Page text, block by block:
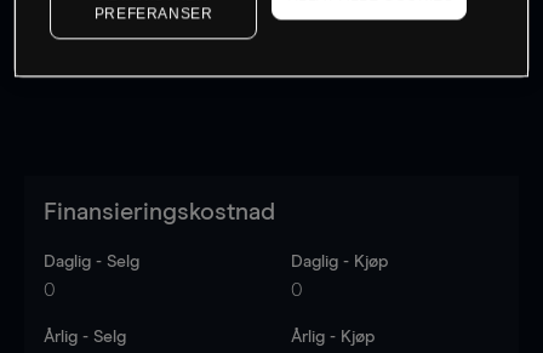
Finansieringskostnad
Daglig - Selg
0
Daglig - Kjøp
0
Årlig - Selg Årlig - Kjøp
PREFERANSER